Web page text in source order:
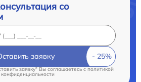
со
заявку
заявку" Вы соглашаетесь cполитикой
конфиденциальности